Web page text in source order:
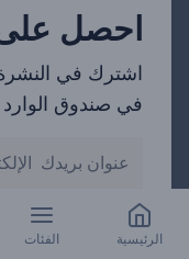
الرئيسية الفئات
احصل على
اشترك في النشرة
في صندوق